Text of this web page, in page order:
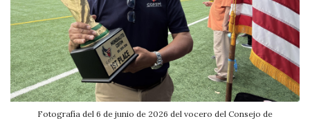
Fotografía del 6 de junio de 2026 del vocero del Consejo de